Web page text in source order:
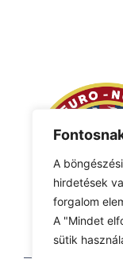
A
hirdetések
forgalom
A "Mindet
sütik